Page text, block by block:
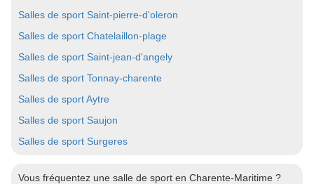
Salles de sport Saint-pierre-d'oleron
Salles de sport Chatelaillon-plage
Salles de sport Saint-jean-d'angely
Salles de sport Tonnay-charente
Salles de sport Aytre
Salles de sport Saujon
Salles de sport Surgeres
Vous fréquentez une salle de sport en Charente-Maritime ?